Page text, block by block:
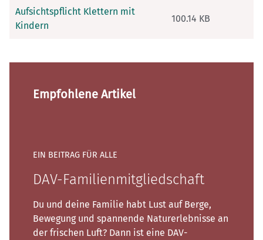
Aufsichtspflicht Klettern mit
Kindern
100.14 KB
Empfohlene Artikel
EIN BEITRAG FÜR ALLE
DAV-Familienmitglied­schaft
Du und deine Familie habt Lust auf Berge,
Bewegung und spannende Naturerlebnisse an
der frischen Luft? Dann ist eine DAV-